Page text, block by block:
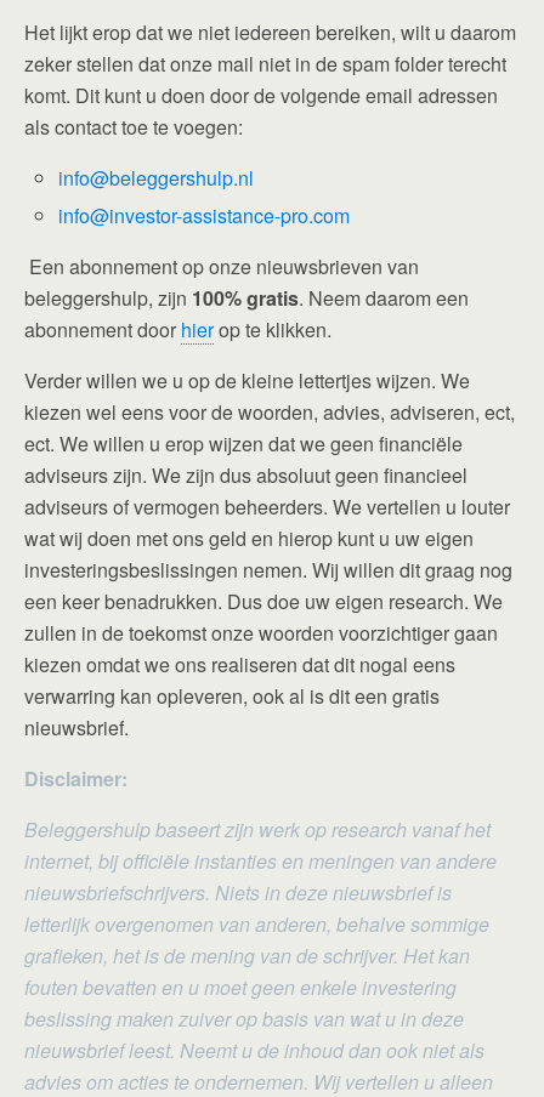
Het lijkt erop dat we niet iedereen bereiken, wilt u daarom
zeker stellen dat onze mail niet in de spam folder terecht
komt. Dit kunt u doen door de volgende email adressen
als contact toe te voegen:
info@beleggershulp.nl
info@investor-assistance-pro.com
Een abonnement op onze nieuwsbrieven van
beleggershulp, zijn 100% gratis. Neem daarom een
abonnement door hierop te klikken.
Verder willen we u op de kleine lettertjes wijzen. We
kiezen wel eens voor de woorden, advies, adviseren, ect,
ect. We willen u erop wijzen dat we geen financiële
adviseurs zijn. We zijn dus absoluut geen financieel
adviseurs of vermogen beheerders. We vertellen u louter
wat wij doen met ons geld en hierop kunt u uw eigen
investeringsbeslissingen nemen. Wij willen dit graag nog
een keer benadrukken. Dus doe uw eigen research. We
zullen in de toekomst onze woorden voorzichtiger gaan
kiezen omdat we ons realiseren dat dit nogal eens
verwarring kan opleveren, ook al is dit een gratis
nieuwsbrief.
Disclaimer:
Beleggershulp baseert zijn werk op research vanaf het
internet, bij officiële instanties en meningen van andere
nieuwsbriefschrijvers. Niets in deze nieuwsbrief is
letterlijk overgenomen van anderen, behalve sommige
grafieken, het is de mening van de schrijver. Het kan
fouten bevatten en u moet geen enkele investering
beslissing maken zuiver op basis van wat u in deze
nieuwsbrief leest. Neemt u de inhoud dan ook niet als
advies om acties te ondernemen. Wij vertellen u alleen